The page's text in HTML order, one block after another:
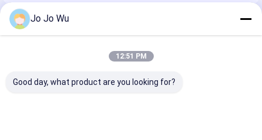
Produtos Recomendados
Jo Jo Wu
12:51 PM
Good day, what product are you looking for?